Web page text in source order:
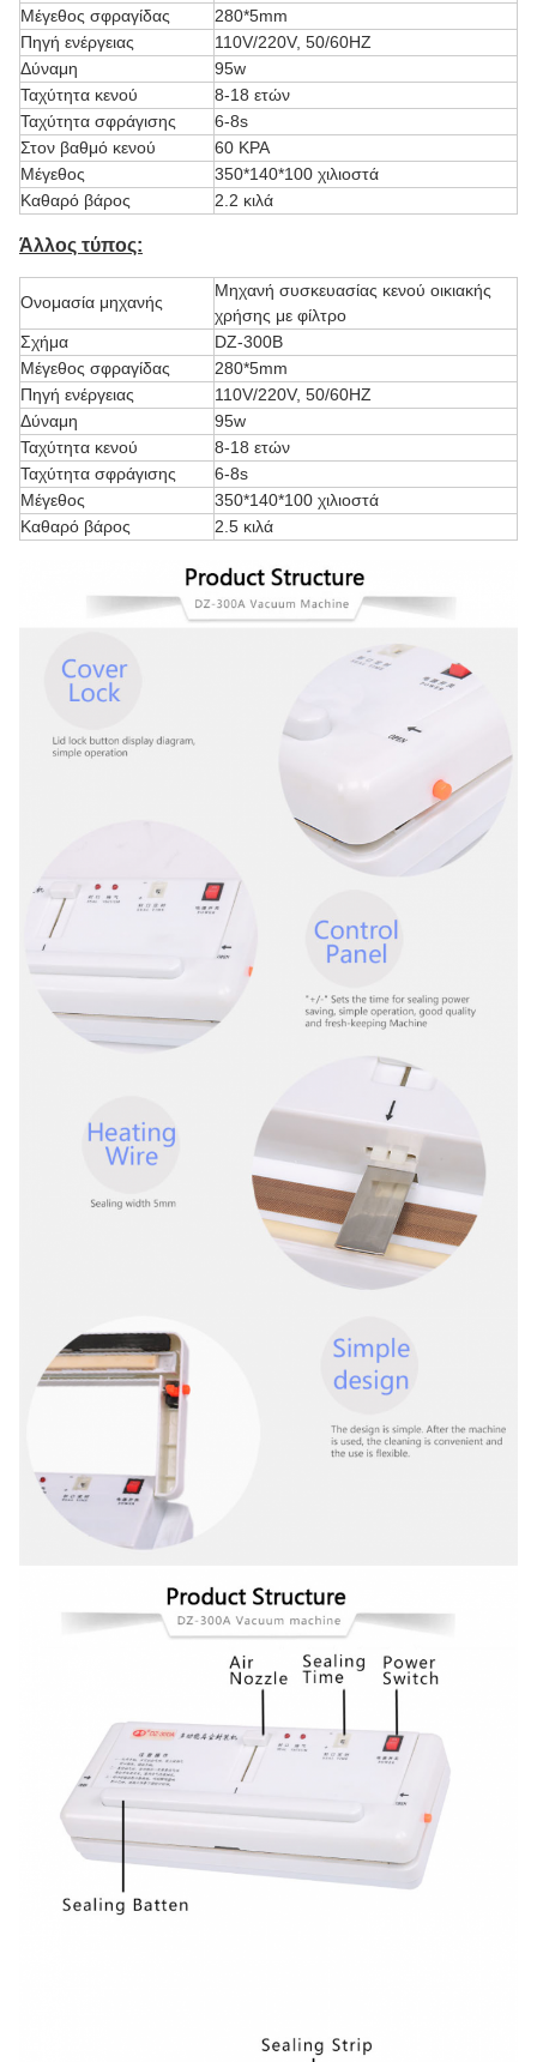
Μέγεθος σφραγίδας
280*5mm
Πηγή ενέργειας
110V/220V, 50/60HZ
Δύναμη
95w
Ταχύτητα κενού
8-18 ετών
Ταχύτητα σφράγισης
6-8s
Στον βαθμό κενού
60 KPA
Μέγεθος
350*140*100 χιλιοστά
Καθαρό βάρος
2.2 κιλά
Άλλος τύπος:
Ονομασία μηχανής
Μηχανή συσκευασίας κενού οικιακής
χρήσης με φίλτρο
Σχήμα
DZ-300B
Μέγεθος σφραγίδας
280*5mm
Πηγή ενέργειας
110V/220V, 50/60HZ
Δύναμη
95w
Ταχύτητα κενού
8-18 ετών
Ταχύτητα σφράγισης
6-8s
Μέγεθος
350*140*100 χιλιοστά
Καθαρό βάρος
2.5 κιλά